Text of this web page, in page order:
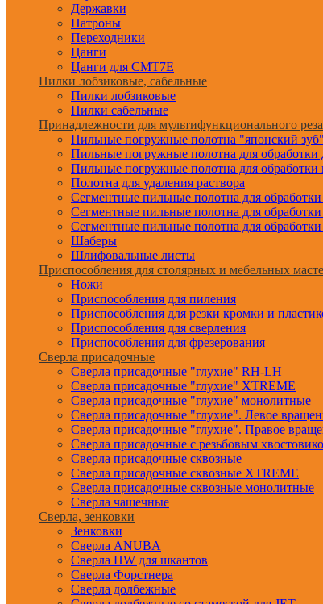
Державки
Патроны
Переходники
Цанги
Цанги для CMT7E
Пилки лобзиковые, сабельные
Пилки лобзиковые
Пилки сабельные
Принадлежности для мультифункционального
Пильные погружные полотна "японский зуб"
Пильные погружные полотна для обработки
Пильные погружные полотна для обработки
Полотна для удаления раствора
Сегментные пильные полотна для
Сегментные пильные полотна для
Сегментные пильные полотна для
Шаберы
Шлифовальные листы
Приспособления для столярных и мебельных
Ножи
Приспособления для пиления
Приспособления для резки кромки и
Приспособления для сверления
Приспособления для фрезерования
Сверла присадочные
Сверла присадочные "глухие" RH-LH
Сверла присадочные "глухие" XTREME
Сверла присадочные "глухие" монолитные
Сверла присадочные "глухие". Левое
Сверла присадочные "глухие". Правое
Сверла присадочные с резьбовым
Сверла присадочные сквозные
Сверла присадочные сквозные XTREME
Сверла присадочные сквозные монолитные
Сверла чашечные
Сверла, зенковки
Зенковки
Сверла ANUBA
Сверла HW для шкантов
Сверла Форстнера
Сверла долбежные